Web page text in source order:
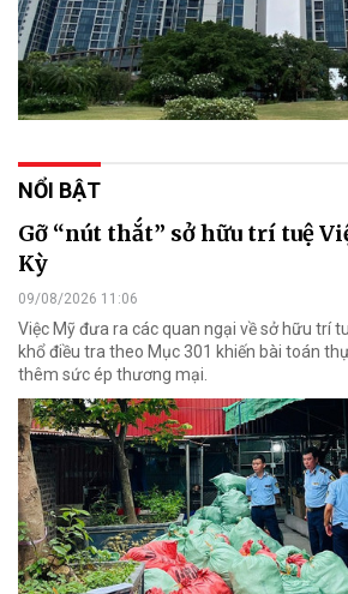
NỔI BẬT
Gỡ “nút thắt” sở hữu trí tuệ
Kỳ
09/08/2026 11:06
Việc Mỹ đưa ra các quan ngại về sở hữu trí
khổ điều tra theo Mục 301 khiến bài toán
thêm sức ép thương mại.